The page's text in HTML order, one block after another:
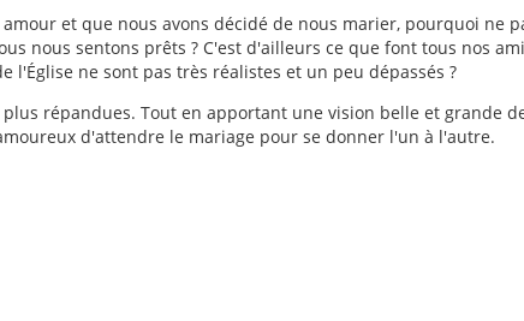
et que nous avons décidé de nous marier, pourquoi ne
nous sentons prêts ? C'est d'ailleurs ce que font tous nos
l'Église ne sont pas très réalistes et un peu dépassés ?
répandues. Tout en apportant une vision belle et grande
d'attendre le mariage pour se donner l'un à l'autre.